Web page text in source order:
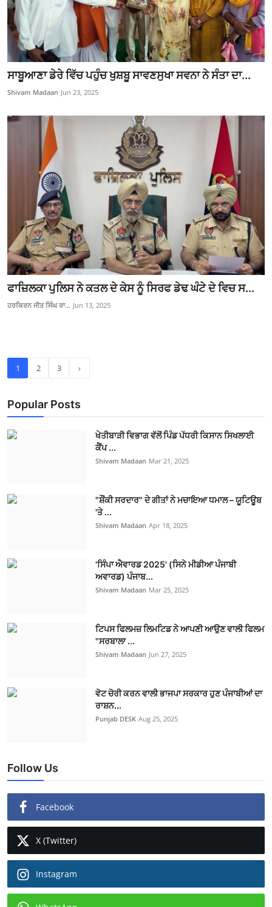
ਸਾਬੂਆਣਾ ਡੇਰੇ ਵਿੱਚ ਪਹੁੰਚ ਖੁਸ਼ਬੂ ਸਾਵਣਸੁਖਾ ਸਵਨਾ ਨੇ ਸੰਤਾ ਦਾ...
Shivam Madaan Jun 23, 2025
ਫਾਜ਼ਿਲਕਾ ਪੁਲਿਸ ਨੇ ਕਤਲ ਦੇ ਕੇਸ ਨੂੰ ਸਿਰਫ ਡੇਢ ਘੰਟੇ ਦੇ ਵਿਚ ਸ...
ਹਰਕਿਰਨ ਜੀਤ ਸਿੰਘ ਰਾ... Jun 13, 2025
1 2 3 ›
Popular Posts
ਖੇਤੀਬਾੜੀ ਵਿਭਾਗ ਵੱਲੋਂ ਪਿੰਡ ਪੱਧਰੀ ਕਿਸਾਨ ਸਿਖਲਾਈ
ਕੈਂਪ ...
Shivam Madaan Mar 21, 2025
"ਸ਼ੌਂਕੀ ਸਰਦਾਰ" ਦੇ ਗੀਤਾਂ ਨੇ ਮਚਾਇਆ ਧਮਾਲ – ਯੂਟਿਊਬ
'ਤੇ ...
Shivam Madaan Apr 18, 2025
'ਸਿੰਪਾ ਐਵਾਰਡ 2025' (ਸਿਨੇ ਮੀਡੀਆ ਪੰਜਾਬੀ
ਅਵਾਰਡ) ਪੰਜਾਬ...
Shivam Madaan Mar 25, 2025
ਟਿਪਸ ਫਿਲਮਜ਼ ਲਿਮਟਿਡ ਨੇ ਆਪਣੀ ਆਉਣ ਵਾਲੀ ਫਿਲਮ
"ਸਰਬਾਲਾ ...
Shivam Madaan Jun 27, 2025
ਵੋਟ ਚੋਰੀ ਕਰਨ ਵਾਲੀ ਭਾਜਪਾ ਸਰਕਾਰ ਹੁਣ ਪੰਜਾਬੀਆਂ ਦਾ
ਰਾਸ਼ਨ...
Punjab DESK Aug 25, 2025
Follow Us
Facebook
X (Twitter)
Instagram